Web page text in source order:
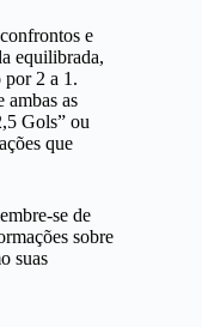
e
equilibrada,
por 2 a 1.
ambas as
Gols” ou
que
se de
sobre
suas